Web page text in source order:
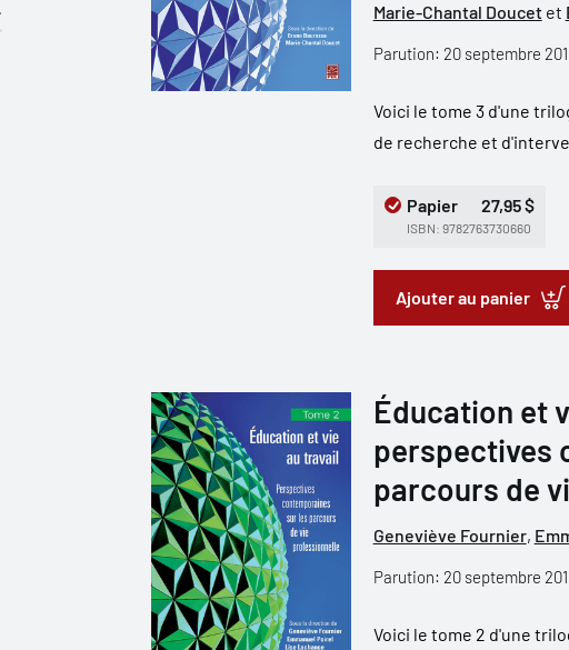
Marie-Chantal Doucetet
Parution: 20 septembre
Voici le tome 3 d'une
de recherche et
Papier 27,95 $
ISBN: 9782763730660
Ajouter au panier
Éducation et
perspectives
parcours de
Geneviève Fournier,
Parution: 20 septembre
Voici le tome 2 d'une